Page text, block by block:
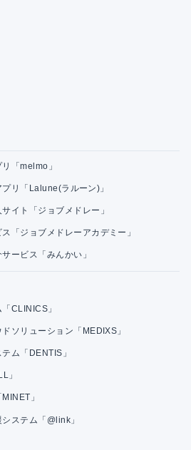
「melmo」
リ「Lalune(ラルーン)」
イト「ジョブメドレー」
「ジョブメドレーアカデミー」
ービス「みんかい」
CLINICS」
ソリューション「MEDIXS」
ム「DENTIS」
」
」
ステム「@link」